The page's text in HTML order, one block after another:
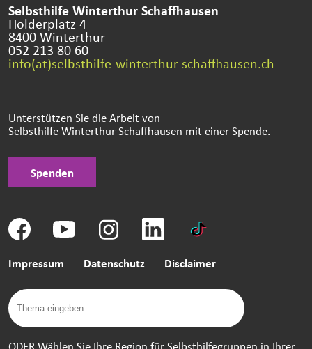
Selbsthilfe Winterthur Schaffhausen
Holderplatz 4
8400 Winterthur
052 213 80 60
info(at)selbsthilfe-winterthur-schaffhausen.ch
Unterstützen Sie die Arbeit von
Selbsthilfe Winterthur Schaffhausen mit einer Spende.
Spenden
Impressum Datenschutz Disclaimer